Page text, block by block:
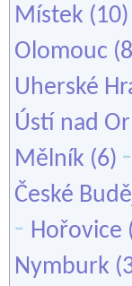
Místek (10)
Olomouc
Uherské
Ústí nad
Mělník (6) -
České
- Hořovice
Nymburk